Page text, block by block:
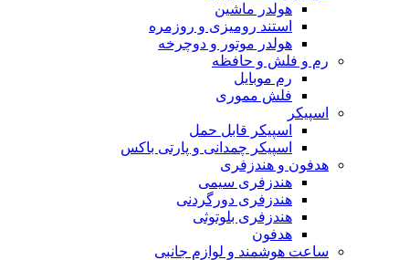
هولدر ماشین
استند رومیزی و روزمره
هولدر موتور و دوچرخه
رم و فلش و حافظه
رم موبایل
فلش مموری
اسپیکر
اسپیکر قابل حمل
اسپیکر چمدانی و پارتی باکس
هدفون و هندزفری
هندزفری سیمی
هندزفری دورگردنی
هندزفری بلوتوثی
هدفون
ساعت هوشمند و لوازم جانبی